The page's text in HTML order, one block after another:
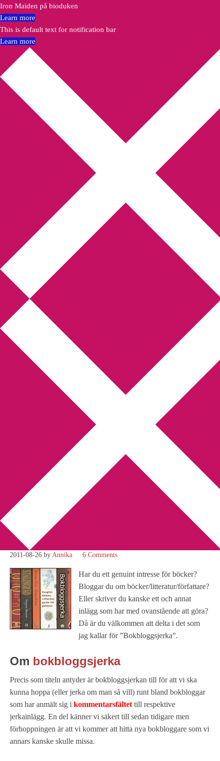
Annikas litteratur-
och kulturblogg
Deckare, kriminalromaner, thrillers
Hem Författarfemman
Webbshop Amazon
Bokbloggsjerka Bloggmaraton
Kriminalroman Min tv-blogg
You are here: Bokbloggsjerka
Bokbloggsjerka 26 – 29
augusti
Bokbloggsjerka 26 – 29
augusti
2011-08-26 by Annika 6 Comments
Har du ett genuint intresse för böcker?
Bloggar du om böcker/litteratur/författare?
Eller skriver du kanske ett och annat
inlägg som har med ovanstående att göra?
Då är du välkommen att delta i det som
jag kallar för ”Bokbloggsjerka”.
Om bokbloggsjerka
Precis som titeln antyder är bokbloggsjerkan till för att vi ska
kunna hoppa (eller jerka om man så vill) runt bland bokbloggar
som har anmält sig i kommentarsfältet till respektive
jerkainlägg. En del känner vi säkert till sedan tidigare men
förhoppningen är att vi kommer att hitta nya bokbloggare som vi
annars kanske skulle missa.
Iron Maiden på bioduken
Learn more
This is default text for notification bar
Learn more